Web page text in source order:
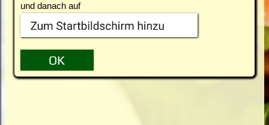
und danach auf